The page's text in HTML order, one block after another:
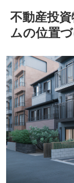
不動産投
ムの位置